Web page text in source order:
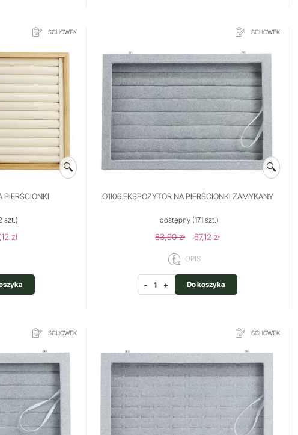
SCHOWEK
🔍
PIERŚCIONKI
szt.)
zł
SCHOWEK
🔍
O1I06 EKSPOZYTOR NA PIERŚCIONKI ZAMYKANY
dostępny(171 szt.)
83,90 zł 67,12 zł
OPIS
- + Do koszyka
SCHOWEK SCHOWEK